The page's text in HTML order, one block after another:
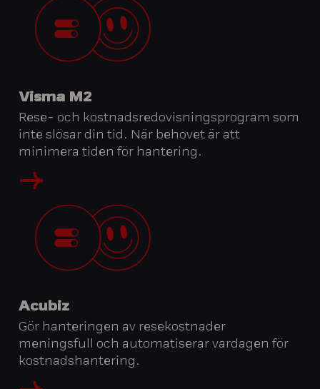
Visma M2
Rese- och kostnadsredovisningsprogram som
inte slösar din tid. När behovet är att
minimera tiden för hantering.
Acubiz
Gör hanteringen av resekostnader
meningsfull och automatiserar vardagen för
kostnadshantering.